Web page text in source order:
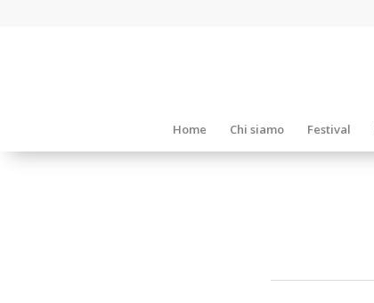
Home Chi siamo Festival